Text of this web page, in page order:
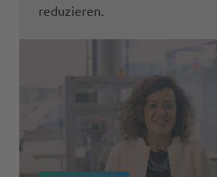
reduzieren.